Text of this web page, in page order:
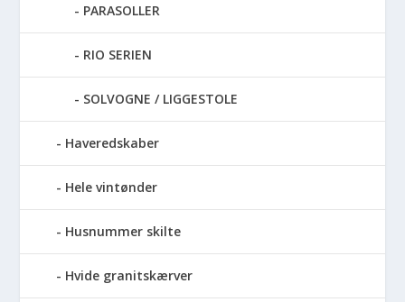
PARASOLLER
RIO SERIEN
SOLVOGNE / LIGGESTOLE
Haveredskaber
Hele vintønder
Husnummer skilte
Hvide granitskærver